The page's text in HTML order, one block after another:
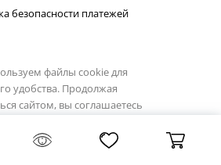
безопасности платежей
файлы cookie для
удобства. Продолжая
сайтом, вы соглашаетесь